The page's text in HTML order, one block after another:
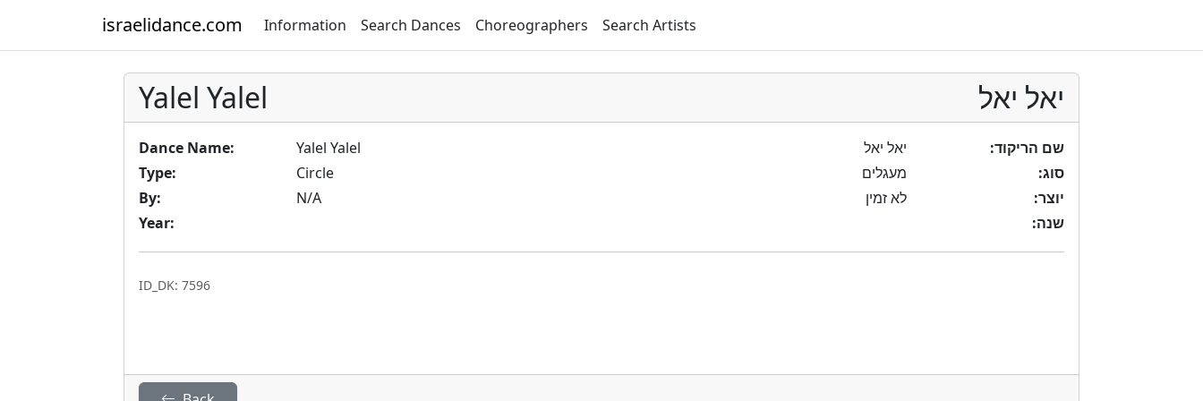
israelidance.com Information Search Dances Choreographers Search Artists
Yalel Yalel יאל יאל
Dance Name:
Yalel Yalel
Type:
Circle
By:
N/A
Year:
שם הריקוד:
יאל יאל
סוג:
מעגלים
יוצר:
לא זמין
שנה:
ID_DK: 7596